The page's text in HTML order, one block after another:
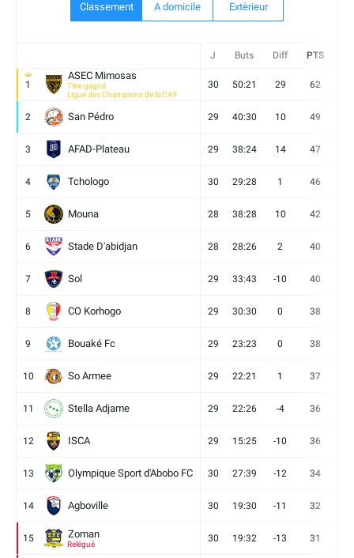
Classement A domicile Extèrieur
J Buts Diff PTS
1
ASEC Mimosas
Titre gagné
Ligue des Champions de la CAF
30 50:21 29 62
2 San Pédro 29 40:30 10 49
3 AFAD-Plateau 29 38:24 14 47
4 Tchologo 30 29:28 1 46
5 Mouna 28 38:28 10 42
6 Stade D'abidjan 28 28:26 2 40
7 Sol 29 33:43 -10 40
8 CO Korhogo 29 30:30 0 38
9 Bouaké Fc 29 23:23 0 38
10 So Armee 29 22:21 1 37
11 Stella Adjame 29 22:26 -4 36
12 ISCA 29 15:25 -10 36
13 Olympique Sport d'Abobo FC 30 27:39 -12 34
14 Agboville 30 19:30 -11 32
15 Zoman
Relégué
30 19:32 -13 31